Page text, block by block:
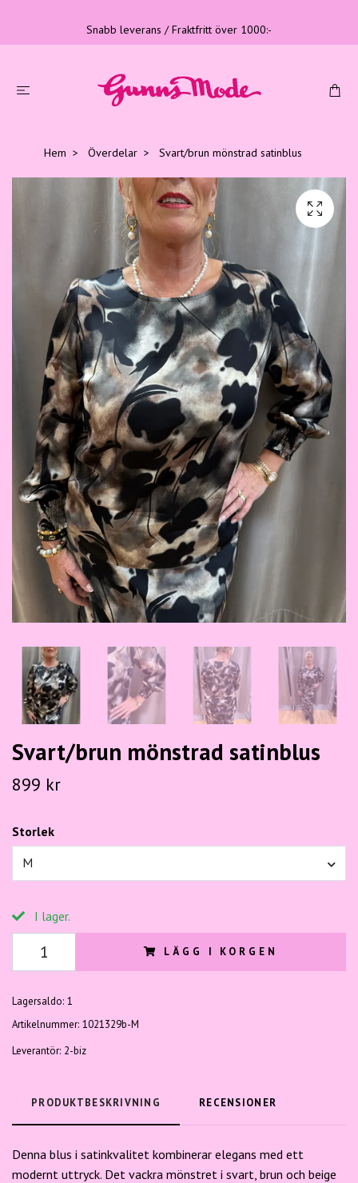
Snabb leverans / Fraktfritt över 1000:-
Hem Överdelar Svart/brun mönstrad satinblus
Svart/brun mönstrad satinblus
899 kr
Storlek
M
I lager.
LÄGG I KORGEN
Lagersaldo: 1
Artikelnummer: 1021329b-M
Leverantör: 2-biz
PRODUKTBESKRIVNING RECENSIONER
Denna blus i satinkvalitet kombinerar elegans med ett
modernt uttryck. Det vackra mönstret i svart, brun och beige